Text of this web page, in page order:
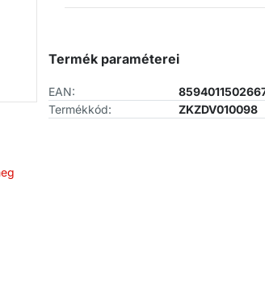
Termék paraméterei
EAN:
Termékkód:
ZKZDV010098